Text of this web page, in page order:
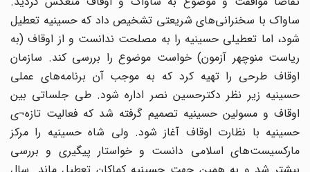
ساواک با سخنرانی‌های شریعتی تشخیص داد که حسینیه تعطیل
شود، اما تعطیلی حسینیه را به مصلحت ندانست و از اوقاف (به
ریاست منوچهر آزمون) خواست موضوع را بررسی کند. سازمان
اوقاف طرحی را تهیه کرد که به موجب آن برنامه‌های عملی
حسینیه زیر نظر دکترحسین نصر اداره شود. طی جلساتی بین
اوقاف و مسولین حسینیه تصمیم گرفته شد که فعالیت تازه¬ی
حسینیه با نظارت اوقاف آغاز شود. ولی شاه حسینیه را مرکز
مارکسیست‌های اسلامی دانست و خواستار پیگیری و بررسی